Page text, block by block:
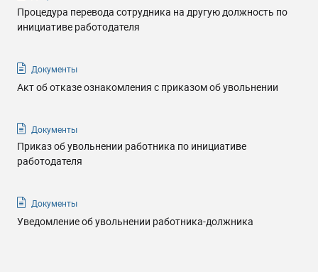
Процедура перевода сотрудника на другую должность по
инициативе работодателя
Документы
Акт об отказе ознакомления с приказом об увольнении
Документы
Приказ об увольнении работника по инициативе
работодателя
Документы
Уведомление об увольнении работника-должника